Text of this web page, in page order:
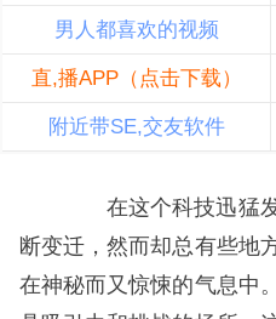
男人都喜欢的视频
直,播APP（点击下载）
附近带SE,交友软件
在这个科技迅猛发
断变迁，然而却总有些地
在神秘而又惊悚的气息中